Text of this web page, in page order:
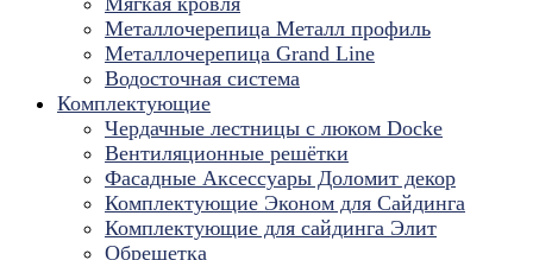
Металлочерепица Металл профиль
Металлочерепица Grand Line
Водосточная система
Комплектующие
Чердачные лестницы с люком Docke
Вентиляционные решётки
Фасадные Аксессуары Доломит декор
Комплектующие Эконом для Сайдинга
Комплектующие для cайдинга Элит
Обрешетка